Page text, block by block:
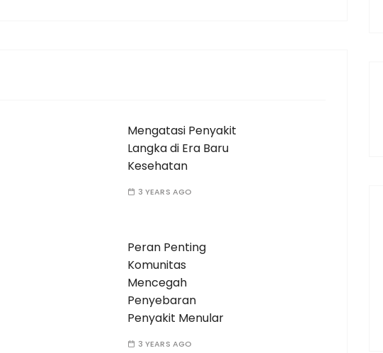
Mengatasi Penyakit
Langka di Era Baru
Kesehatan
3 YEARS AGO
Peran Penting
Komunitas
Mencegah
Penyebaran
Penyakit Menular
3 YEARS AGO